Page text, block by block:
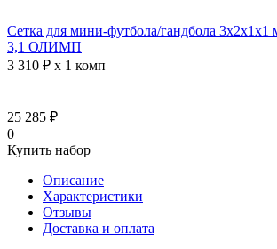
Сетка для мини-футбола/гандбола
3,1 ОЛИМП
3 310 ₽ x 1 комп
25 285 ₽
0
Купить набор
Описание
Характеристики
Отзывы
Доставка и оплата